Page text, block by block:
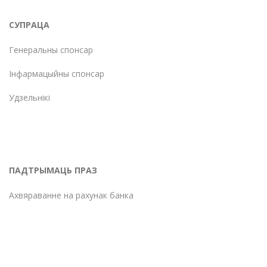
СУПРАЦА
Генеральны спонсар
Інфармацыйны спонсар
Удзельнікі
ПАДТРЫМАЦЬ ПРАЗ
Ахвяраванне на рахунак банка